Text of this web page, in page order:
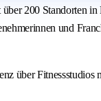
200 Standorten
und
über